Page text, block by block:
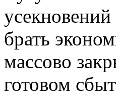
брать
массово
готовом